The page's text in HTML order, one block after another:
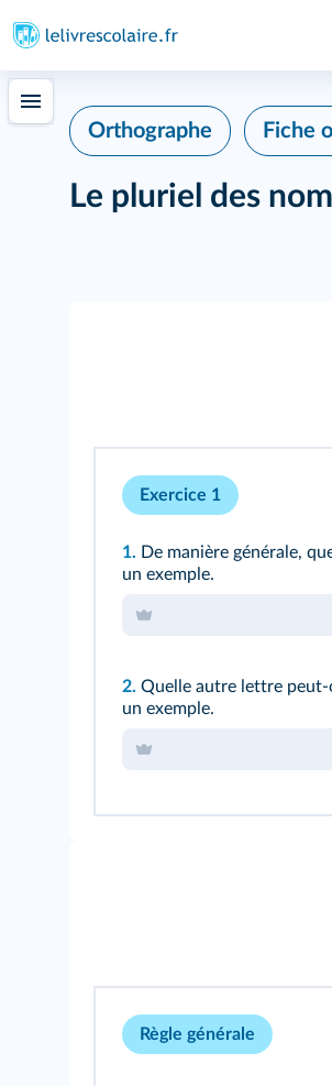
Orthographe Fiche
Le pluriel des
Exercice 1
1. De manière générale,
un exemple.
2. Quelle autre lettre peut-
un exemple.
Règle générale